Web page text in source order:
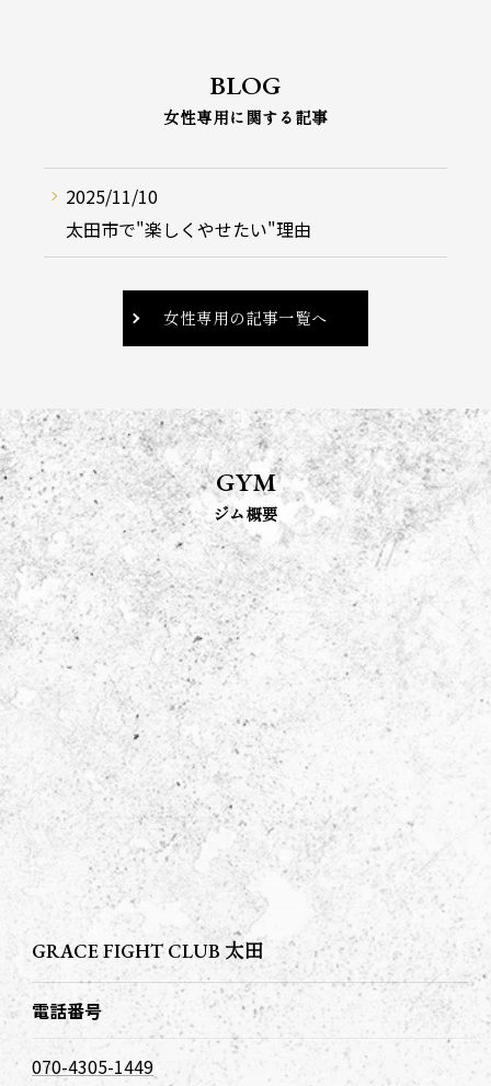
BLOG
女性専用に関する記事
2025/11/10
太田市で"楽しくやせたい"理由
女性専用の記事一覧へ
ジム概要
GYM
GRACE FIGHT CLUB 太田
電話番号
070-4305-1449